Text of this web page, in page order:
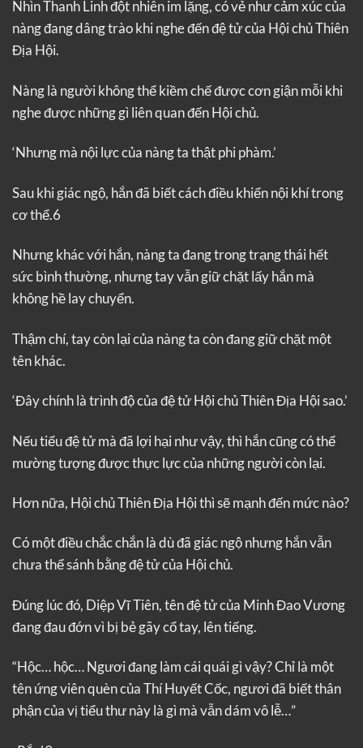
Nhìn Thanh Linh đột nhiên im lặng, có vẻ như cảm xúc của
nàng đang dâng trào khi nghe đến đệ tử của Hội chủ Thiên
Địa Hội.
Nàng là người không thể kiềm chế được cơn giận mỗi khi
nghe được những gì liên quan đến Hội chủ.
‘Nhưng mà nội lực của nàng ta thật phi phàm.’
Sau khi giác ngộ, hắn đã biết cách điều khiển nội khí trong
cơ thể.6
Nhưng khác với hắn, nàng ta đang trong trạng thái hết
sức bình thường, nhưng tay vẫn giữ chặt lấy hắn mà
không hề lay chuyển.
Thậm chí, tay còn lại của nàng ta còn đang giữ chặt một
tên khác.
‘Đây chính là trình độ của đệ tử Hội chủ Thiên Địa Hội sao.’
Nếu tiểu đệ tử mà đã lợi hại như vậy, thì hắn cũng có thể
mường tượng được thực lực của những người còn lại.
Hơn nữa, Hội chủ Thiên Địa Hội thì sẽ mạnh đến mức nào?
Có một điều chắc chắn là dù đã giác ngộ nhưng hắn vẫn
chưa thể sánh bằng đệ tử của Hội chủ.
Đúng lúc đó, Diệp Vĩ Tiên, tên đệ tử của Minh Đao Vương
đang đau đớn vì bị bẻ gãy cổ tay, lên tiếng.
“Hộc… hộc… Ngươi đang làm cái quái gì vậy? Chỉ là một
tên ứng viên quèn của Thí Huyết Cốc, ngươi đã biết thân
phận của vị tiểu thư này là gì mà vẫn dám vô lễ…”